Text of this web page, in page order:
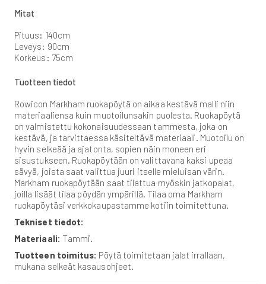
Mitat
Pituus: 140cm
Leveys: 90cm
Korkeus: 75cm
Tuotteen tiedot
Rowicon Markham ruokapöytä on aikaa kestävä malli niin
materiaaliensa kuin muotoilunsakin puolesta. Ruokapöytä
on valmistettu kokonaisuudessaan tammesta, joka on
kestävä, ja tarvittaessa käsiteltävä materiaali. Muotoilu on
hyvin selkeää ja ajatonta, sopien näin moneen eri
sisustukseen. Ruokapöytään on valittavana kaksi upeaa
sävyä, joista saat valittua juuri itselle mieluisan värin.
Markham ruokapöytään saat tilattua myöskin jatkopalat,
joilla lisäät tilaa pöydän ympärillä. Tilaa oma Markham
ruokapöytäsi verkkokaupastamme kotiin toimitettuna.
Tekniset tiedot:
Materiaali: Tammi.
Tuotteen toimitus: Pöytä toimitetaan jalat irrallaan,
mukana selkeät kasausohjeet.